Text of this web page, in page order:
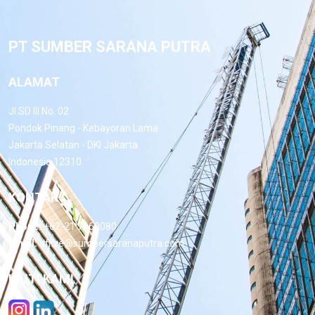
PT SUMBER SARANA PUTRA
ALAMAT
Jl.SD III No. 02
Pondok Pinang - Kebayoran Lama
Jakarta Selatan - DKI Jakarta
Indonesia 12310
KONTAK
Phone: +62-21 7660080
Email:office@sumbersaranaputra.com
IKUTI KAMI